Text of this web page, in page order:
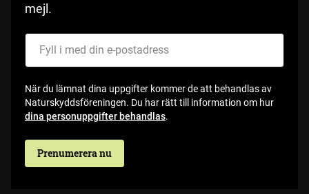
mejl.
När du lämnat dina uppgifter kommer de att behandlas av
Naturskyddsföreningen. Du har rätt till information om hur
dina personuppgifter behandlas.
Prenumerera nu